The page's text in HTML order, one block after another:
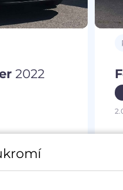
2022
cena